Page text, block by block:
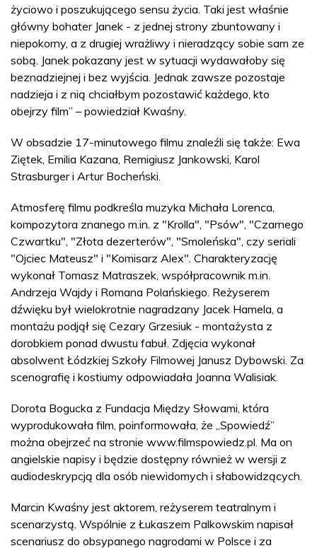
życiowo i poszukującego sensu życia. Taki jest właśnie
główny bohater Janek - z jednej strony zbuntowany i
niepokorny, a z drugiej wrażliwy i nieradzący sobie sam ze
sobą. Janek pokazany jest w sytuacji wydawałoby się
beznadziejnej i bez wyjścia. Jednak zawsze pozostaje
nadzieja i z nią chciałbym pozostawić każdego, kto
obejrzy film” – powiedział Kwaśny.
W obsadzie 17-minutowego filmu znaleźli się także: Ewa
Ziętek, Emilia Kazana, Remigiusz Jankowski, Karol
Strasburger i Artur Bocheński.
Atmosferę filmu podkreśla muzyka Michała Lorenca,
kompozytora znanego m.in. z "Krolla", "Psów", "Czarnego
Czwartku", "Złota dezerterów", "Smoleńska", czy seriali
"Ojciec Mateusz" i "Komisarz Alex". Charakteryzację
wykonał Tomasz Matraszek, współpracownik m.in.
Andrzeja Wajdy i Romana Polańskiego. Reżyserem
dźwięku był wielokrotnie nagradzany Jacek Hamela, a
montażu podjął się Cezary Grzesiuk - montażysta z
dorobkiem ponad dwustu fabuł. Zdjęcia wykonał
absolwent Łódzkiej Szkoły Filmowej Janusz Dybowski. Za
scenografię i kostiumy odpowiadała Joanna Walisiak.
Dorota Bogucka z Fundacja Między Słowami, która
wyprodukowała film, poinformowała, że „Spowiedź”
można obejrzeć na stronie www.filmspowiedz.pl. Ma on
angielskie napisy i będzie dostępny również w wersji z
audiodeskrypcją dla osób niewidomych i słabowidzących.
Marcin Kwaśny jest aktorem, reżyserem teatralnym i
scenarzystą. Wspólnie z Łukaszem Palkowskim napisał
scenariusz do obsypanego nagrodami w Polsce i za